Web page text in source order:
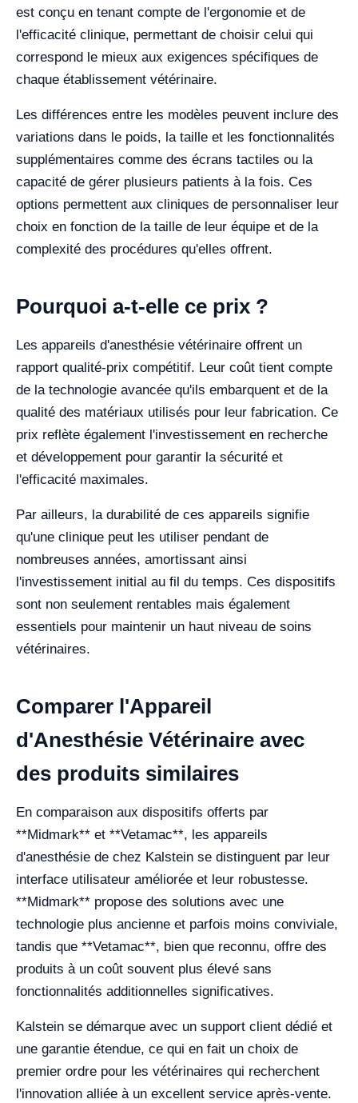
est conçu en tenant compte de l'ergonomie et de
l'efficacité clinique, permettant de choisir celui qui
correspond le mieux aux exigences spécifiques de
chaque établissement vétérinaire.
Les différences entre les modèles peuvent inclure des
variations dans le poids, la taille et les fonctionnalités
supplémentaires comme des écrans tactiles ou la
capacité de gérer plusieurs patients à la fois. Ces
options permettent aux cliniques de personnaliser leur
choix en fonction de la taille de leur équipe et de la
complexité des procédures qu'elles offrent.
Pourquoi a-t-elle ce prix ?
Les appareils d'anesthésie vétérinaire offrent un
rapport qualité-prix compétitif. Leur coût tient compte
de la technologie avancée qu'ils embarquent et de la
qualité des matériaux utilisés pour leur fabrication. Ce
prix reflète également l'investissement en recherche
et développement pour garantir la sécurité et
l'efficacité maximales.
Par ailleurs, la durabilité de ces appareils signifie
qu'une clinique peut les utiliser pendant de
nombreuses années, amortissant ainsi
l'investissement initial au fil du temps. Ces dispositifs
sont non seulement rentables mais également
essentiels pour maintenir un haut niveau de soins
vétérinaires.
Comparer l'Appareil
d'Anesthésie Vétérinaire avec
des produits similaires
En comparaison aux dispositifs offerts par
**Midmark** et **Vetamac**, les appareils
d'anesthésie de chez Kalstein se distinguent par leur
interface utilisateur améliorée et leur robustesse.
**Midmark** propose des solutions avec une
technologie plus ancienne et parfois moins conviviale,
tandis que **Vetamac**, bien que reconnu, offre des
produits à un coût souvent plus élevé sans
fonctionnalités additionnelles significatives.
Kalstein se démarque avec un support client dédié et
une garantie étendue, ce qui en fait un choix de
premier ordre pour les vétérinaires qui recherchent
l'innovation alliée à un excellent service après-vente.